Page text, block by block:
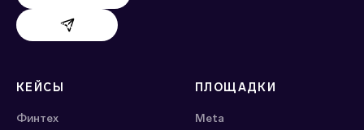
Поддержка Evido
КЕЙСЫ
Финтех
ПЛОЩАДКИ
Meta